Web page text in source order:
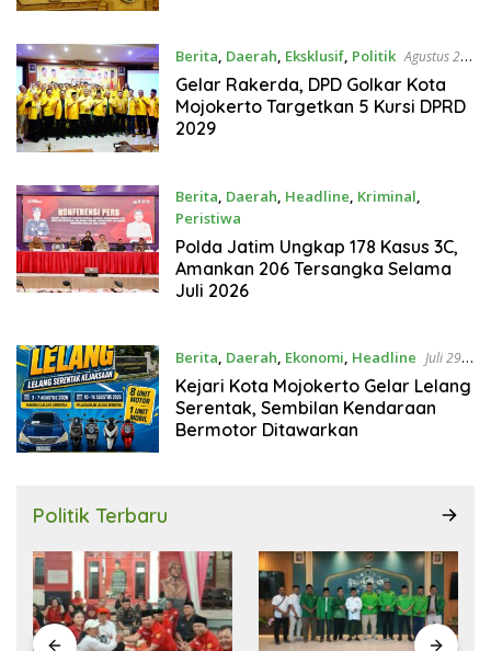
Berita, Daerah, Eksklusif, Politik Agustus 2,
2026
Gelar Rakerda, DPD Golkar Kota
Mojokerto Targetkan 5 Kursi DPRD
2029
Berita, Daerah, Headline, Kriminal,
Peristiwa
Agustus 1, 2026
Polda Jatim Ungkap 178 Kasus 3C,
Amankan 206 Tersangka Selama
Juli 2026
Berita, Daerah, Ekonomi, Headline Juli 29,
2026
Kejari Kota Mojokerto Gelar Lelang
Serentak, Sembilan Kendaraan
Bermotor Ditawarkan
Politik Terbaru